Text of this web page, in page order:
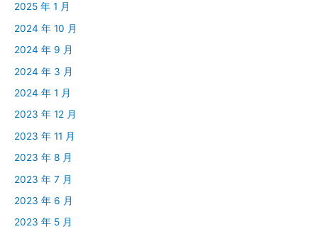
2025 年 1 月
2024 年 10 月
2024 年 9 月
2024 年 3 月
2024 年 1 月
2023 年 12 月
2023 年 11 月
2023 年 8 月
2023 年 7 月
2023 年 6 月
2023 年 5 月